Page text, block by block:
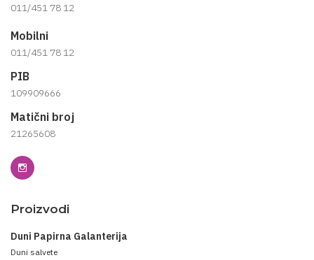
011/451 78 12
Mobilni
011/451 78 12
PIB
109909666
Matični broj
21265608
Proizvodi
Duni Papirna Galanterija
Duni salvete